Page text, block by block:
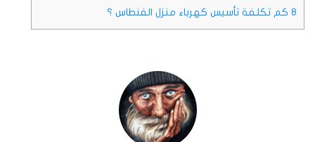
8 كم تكلفة تأسيس كهرباء منزل الفنطاس ؟